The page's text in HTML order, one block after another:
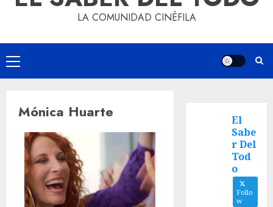
LA COMUNIDAD CINÉFILA
Mónica Huarte
El
Sabe
r Del
Tod
o
Follo
w